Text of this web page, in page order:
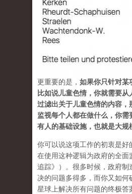
更重要的是， 如果你只针对某
比如说儿童色情，你就需要从
过滤出关于儿童色情的内容，
监视每个人都在做什么，你需
有人的基础设施，也就是大规
你可以说这项工作的初衷是好
在使用这种逻辑为政府的全面
追踪》）。很多时候，政府制
决的问题多得多，而你又如何
星球上解决所有问题的终极答